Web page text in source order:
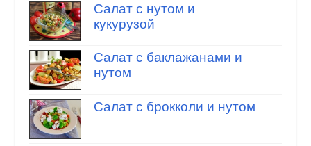
Салат с нутом и
кукурузой
Салат с баклажанами и
нутом
Салат с брокколи и нутом